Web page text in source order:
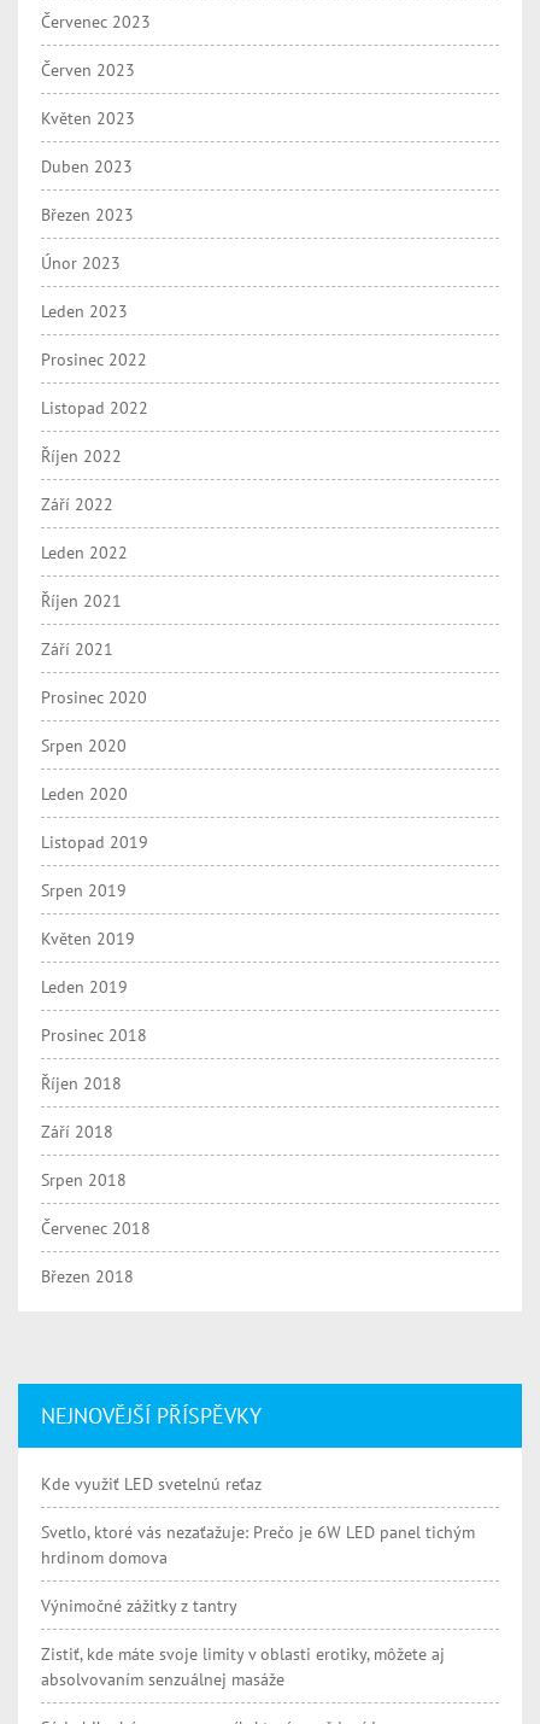
Červenec 2023
Červen 2023
Květen 2023
Duben 2023
Březen 2023
Únor 2023
Leden 2023
Prosinec 2022
Listopad 2022
Říjen 2022
Září 2022
Leden 2022
Říjen 2021
Září 2021
Prosinec 2020
Srpen 2020
Leden 2020
Listopad 2019
Srpen 2019
Květen 2019
Leden 2019
Prosinec 2018
Říjen 2018
Září 2018
Srpen 2018
Červenec 2018
Březen 2018
NEJNOVĚJŠÍ PŘÍSPĚVKY
Kde využiť LED svetelnú reťaz
Svetlo, ktoré vás nezaťažuje: Prečo je 6W LED panel tichým
hrdinom domova
Výnimočné zážitky z tantry
Zistiť, kde máte svoje limity v oblasti erotiky, môžete aj
absolvovaním senzuálnej masáže